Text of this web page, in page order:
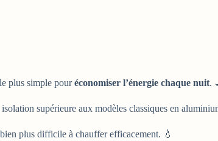
plus simple pouréconomiser l’énergie chaque nuit.
supérieure aux modèles classiques en
plus difficile à chauffer efficacement. 💧